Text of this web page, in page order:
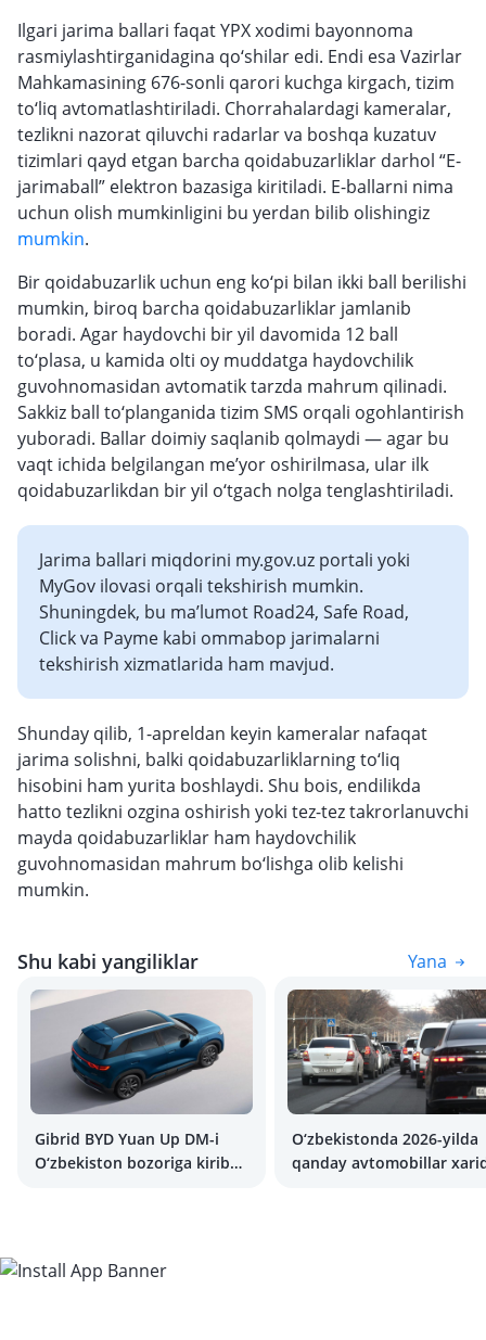
Ilgari jarima ballari faqat YPX xodimi bayonnoma
rasmiylashtirganidagina qo‘shilar edi. Endi esa Vazirlar
Mahkamasining 676-sonli qarori kuchga kirgach, tizim
to‘liq avtomatlashtiriladi. Chorrahalardagi kameralar,
tezlikni nazorat qiluvchi radarlar va boshqa kuzatuv
tizimlari qayd etgan barcha qoidabuzarliklar darhol “E-
jarimaball” elektron bazasiga kiritiladi. E-ballarni nima
uchun olish mumkinligini bu yerdan bilib olishingiz
mumkin.
Bir qoidabuzarlik uchun eng ko‘pi bilan ikki ball berilishi
mumkin, biroq barcha qoidabuzarliklar jamlanib
boradi. Agar haydovchi bir yil davomida 12 ball
to‘plasa, u kamida olti oy muddatga haydovchilik
guvohnomasidan avtomatik tarzda mahrum qilinadi.
Sakkiz ball to‘planganida tizim SMS orqali ogohlantirish
yuboradi. Ballar doimiy saqlanib qolmaydi — agar bu
vaqt ichida belgilangan me’yor oshirilmasa, ular ilk
qoidabuzarlikdan bir yil o‘tgach nolga tenglashtiriladi.
Jarima ballari miqdorini my.gov.uz portali yoki
MyGov ilovasi orqali tekshirish mumkin.
Shuningdek, bu ma’lumot Road24, Safe Road,
Click va Payme kabi ommabop jarimalarni
tekshirish xizmatlarida ham mavjud.
Shunday qilib, 1-apreldan keyin kameralar nafaqat
jarima solishni, balki qoidabuzarliklarning to‘liq
hisobini ham yurita boshlaydi. Shu bois, endilikda
hatto tezlikni ozgina oshirish yoki tez-tez takrorlanuvchi
mayda qoidabuzarliklar ham haydovchilik
guvohnomasidan mahrum bo‘lishga olib kelishi
mumkin.
Shu kabi yangiliklar Yana
Gibrid BYD Yuan Up DM-i
O‘zbekiston bozoriga kirib
O‘zbekistonda 2026-yilda
qanday avtomobillar